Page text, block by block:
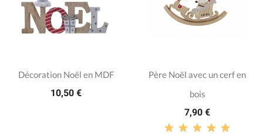
Décoration Noël en MDF
10,50 €
Père Noël avec un cerf en
bois
7,90 €